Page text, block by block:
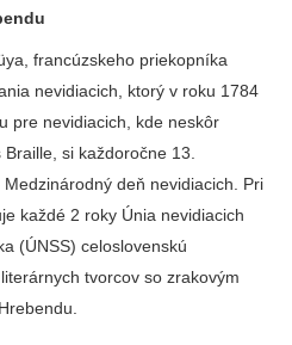
francúzskeho priekopníka
nevidiacich, ktorý v roku 1784
pre nevidiacich, kde neskôr
si každoročne 13.
deň nevidiacich. Pri
každé 2 roky Únia nevidiacich
(ÚNSS) celoslovenskú
tvorcov so zrakovým